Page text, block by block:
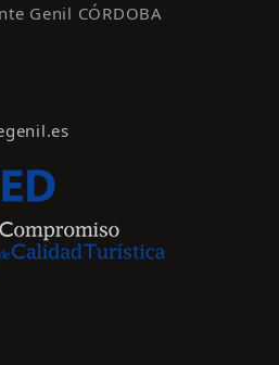
Genil CÓRDOBA